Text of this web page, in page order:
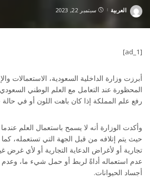
Posted
العربية سبتمبر 22, 2023
[ad_1]
أبرزت وزارة الداخلية السعودية، الاستعمالات
المحظورة عند التعامل مع العلم الوطني
رفع علم المملكة إذا كان باهت اللون أو في حالة
وأكدت الوزارة أنه لا يسمح باستعمال العلم
حيث يتم إتلافه من قبل الجهة التي تستعمله،
تجارية أو لأغراض الدعاية التجارية أو لأي غرض
عدم استعماله أداةً لربط أو حمل شيء ما،
أجساد الحيوانات.